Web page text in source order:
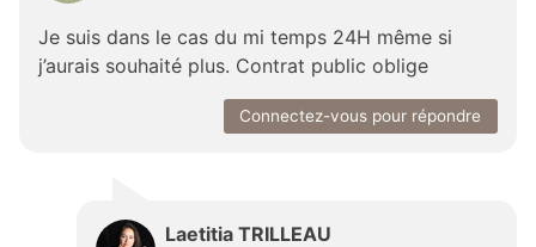
Je suis dans le cas du mi temps 24H même si
j’aurais souhaité plus. Contrat public oblige
Connectez-vous pour répondre
Laetitia TRILLEAU